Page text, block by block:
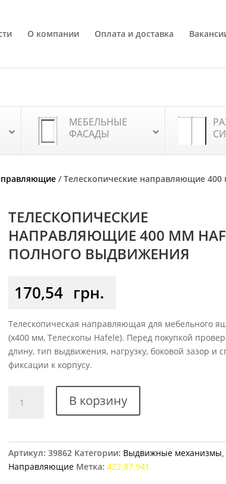
О компании Оплата и доставка
МЕБЕЛЬНЫЕ
ФАСАДЫ
/ Телескопические направляющие
ТЕЛЕСКОПИЧЕСКИЕ
НАПРАВЛЯЮЩИЕ 400 ММ
ПОЛНОГО ВЫДВИЖЕНИЯ
170,54 грн.
Телескопическая направляющая для мебельного
(x400 мм, Телескопы Hafele). Перед покупкой
длину, тип выдвижения, нагрузку, боковой зазор и
фиксации к корпусу.
товара
Телескопические
мм
Hafele,
В корзину
Артикул:39862 Категории: Выдвижные механизмы,
Направляющие Метка:422.87.941